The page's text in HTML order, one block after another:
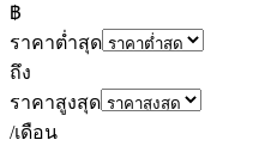
฿
ราคาต่ำสุด
ถึง
ราคาสูงสุด
/เดือน